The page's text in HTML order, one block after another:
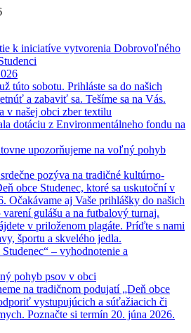
k iniciatíve vytvorenia Dobrovoľného
túto sobotu. Prihláste sa do našich
a zabaviť sa. Tešíme sa na Vás.
v našej obci zber textilu
dotáciu z Environmentálneho fondu na
upozorňujeme na voľný pohyb
pozýva na tradičné kultúrno-
obce Studenec, ktoré sa uskutoční v
Očakávame aj Vaše prihlášky do našich
gulášu a na futbalový turnaj.
v priloženom plagáte. Príďte s nami
športu a skvelého jedla.
– vyhodnotenie a
pohyb psov v obci
na tradičnom podujatí „Deň obce
vystupujúcich a súťažiacich či
Poznačte si termín 20. júna 2026.